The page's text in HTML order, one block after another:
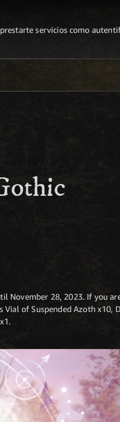
servicios como
November 28, 2023. If you
Vial of Suspended Azoth x10,